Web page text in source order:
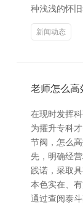
种浅浅的怀
新闻动态
老师怎么高
在现时发挥
为擢升专科
节阀，怎么
先，明确经
践诺，采取
本色实在、
通过查阅泰